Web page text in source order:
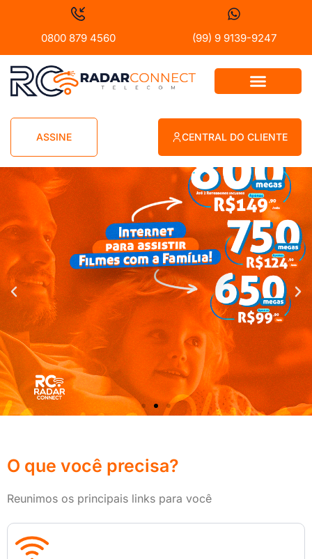
0800 879 4560 (99) 9 9139-9247
ASSINE CENTRAL DO CLIENTE
O que você precisa?
Reunimos os principais links para você